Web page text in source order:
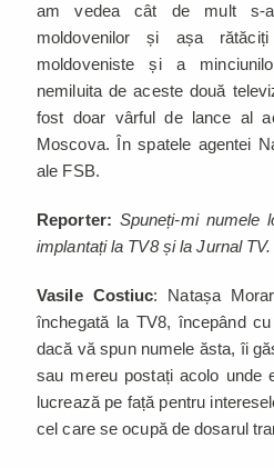
am vedea cât de mult s-a
moldovenilor și așa
moldoveniste și a
nemiluita de aceste două
fost doar vârful de lance al
Moscova. În spatele agentei
ale FSB.
Reporter: Spuneți-mi numele
implantați la TV8 și la Jurnal
Vasile Costiuc: Natașa
închegată la TV8, începând
dacă vă spun numele ăsta, îi
sau mereu postați acolo unde
lucrează pe față pentru
cel care se ocupă de dosarul